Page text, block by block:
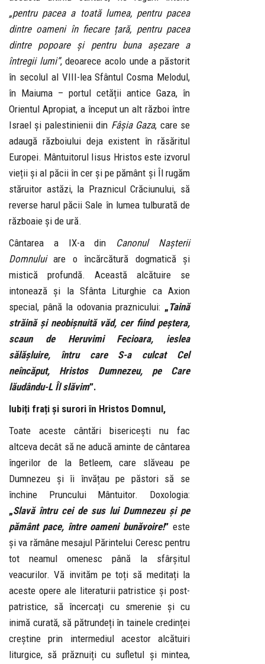
„pentru pacea a toată lumea, pentru pacea
dintre oameni în fiecare țară, pentru pacea
dintre popoare și pentru buna așezare a
întregii lumi”, deoarece acolo unde a păstorit
în secolul al VIII-lea Sfântul Cosma Melodul,
în Maiuma – portul cetății antice Gaza, în
Orientul Apropiat, a început un alt război între
Israel și palestinienii din Fâșia Gaza, care se
adaugă războiului deja existent în răsăritul
Europei. Mântuitorul Iisus Hristos este izvorul
vieții și al păcii în cer și pe pământ și Îl rugăm
stăruitor astăzi, la Praznicul Crăciunului, să
reverse harul păcii Sale în lumea tulburată de
războaie și de ură.
Cântarea a IX-a din Canonul Nașterii
Domnuluiare o încărcătură dogmatică și
mistică profundă. Această alcătuire se
intonează și la Sfânta Liturghie ca Axion
special, până la odovania praznicului: „ Taină
străină și neobișnuită văd, cer fiind peștera,
scaun de Heruvimi Fecioara, ieslea
sălășluire, întru care S-a culcat Cel
neîncăput, Hristos Dumnezeu, pe Care
lăudându-L Îl slăvim”.
Iubiți frați și surori în Hristos Domnul,
Toate aceste cântări bisericești nu fac
altceva decât să ne aducă aminte de cântarea
îngerilor de la Betleem, care slăveau pe
Dumnezeu și îi învățau pe păstori să se
închine Pruncului Mântuitor. Doxologia:
„Slavă întru cei de sus lui Dumnezeu și pe
pământ pace, între oameni bunăvoire!” este
și va rămâne mesajul Părintelui Ceresc pentru
tot neamul omenesc până la sfârșitul
veacurilor. Vă invităm pe toți să meditați la
aceste opere ale literaturii patristice și post-
patristice, să încercați cu smerenie și cu
inimă curată, să pătrundeți în tainele credinței
creștine prin intermediul acestor alcătuiri
liturgice, să prăznuiți cu sufletul și mintea,